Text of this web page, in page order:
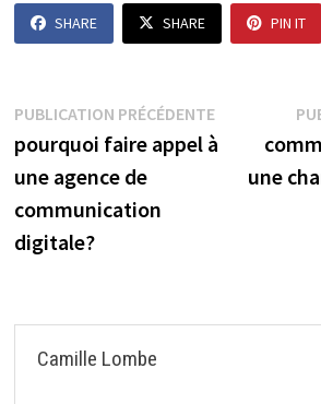
SHARE SHARE PIN IT
Navigation
de
l’article
PUBLICATION PRÉCÉDENTEPublication
précédente :
pourquoi faire appel à
une agence de
communication
digitale?
une
Camille Lombe